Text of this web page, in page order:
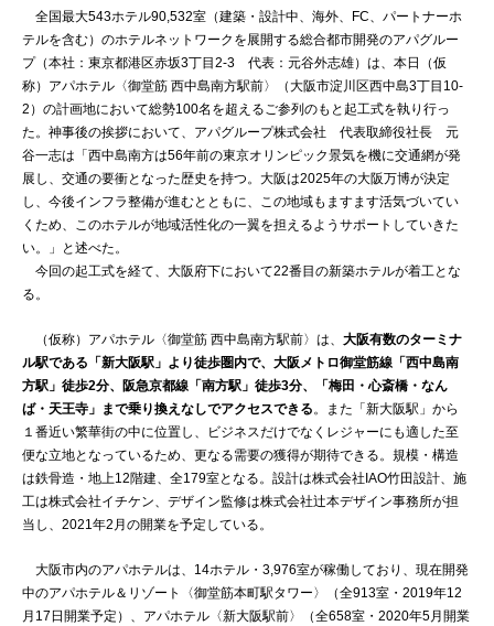
全国最大543ホテル90,532室（建築・設計中、海外、FC、パートナーホ
テルを含む）のホテルネットワークを展開する総合都市開発のアパグルー
プ（本社：東京都港区赤坂3丁目2-3 代表：元谷外志雄）は、本日（仮
称）アパホテル〈御堂筋 西中島南方駅前〉（大阪市淀川区西中島3丁目10-
2）の計画地において総勢100名を超えるご参列のもと起工式を執り行っ
た。神事後の挨拶において、アパグループ株式会社 代表取締役社長 元
谷一志は「西中島南方は56年前の東京オリンピック景気を機に交通網が発
展し、交通の要衝となった歴史を持つ。大阪は2025年の大阪万博が決定
し、今後インフラ整備が進むとともに、この地域もますます活気づいてい
くため、このホテルが地域活性化の一翼を担えるようサポートしていきた
い。」と述べた。
今回の起工式を経て、大阪府下において22番目の新築ホテルが着工とな
る。
（仮称）アパホテル〈御堂筋 西中島南方駅前〉は、 大阪有数のターミナ
ル駅である「新大阪駅」より徒歩圏内で、大阪メトロ御堂筋線「西中島南
方駅」徒歩2分、阪急京都線「南方駅」徒歩3分、「梅田・心斎橋・なん
ば・天王寺」まで乗り換えなしでアクセスできる。また「新大阪駅」から
１番近い繁華街の中に位置し、ビジネスだけでなくレジャーにも適した至
便な立地となっているため、更なる需要の獲得が期待できる。規模・構造
は鉄骨造・地上12階建、全179室となる。設計は株式会社IAO竹田設計、施
工は株式会社イチケン、デザイン監修は株式会社辻本デザイン事務所が担
当し、2021年2月の開業を予定している。
大阪市内のアパホテルは、14ホテル・3,976室が稼働しており、現在開発
中のアパホテル＆リゾート〈御堂筋本町駅タワー〉（全913室・2019年12
月17日開業予定）、アパホテル〈新大阪駅前〉（全658室・2020年5月開業